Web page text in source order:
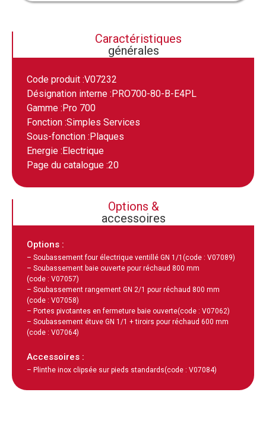
Caractéristiques
générales
Code produit :V07232
Désignation interne :PRO700-80-B-E4PL
Gamme :Pro 700
Fonction :Simples Services
Sous-fonction :Plaques
Energie :Electrique
Page du catalogue :20
Options &
accessoires
Options :
– Soubassement four électrique ventillé GN 1/1 (code : V07089)
– Soubassement baie ouverte pour réchaud 800 mm
(code : V07057)
– Soubassement rangement GN 2/1 pour réchaud 800 mm
(code : V07058)
– Portes pivotantes en fermeture baie ouverte(code : V07062)
– Soubassement étuve GN 1/1 + tiroirs pour réchaud 600 mm
(code : V07064)
Accessoires :
– Plinthe inox clipsée sur pieds standards(code : V07084)